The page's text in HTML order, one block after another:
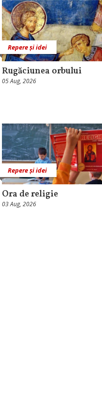
Repere și idei
Rugăciunea orbului
05 Aug, 2026
Repere și idei
Ora de religie
03 Aug, 2026